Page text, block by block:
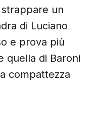
un
di Luciano
e prova più
quella di Baroni
compattezza